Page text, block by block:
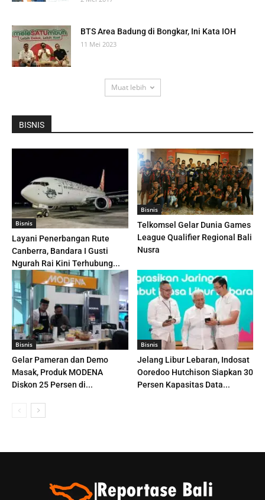
BTS Area Badung di Bongkar, Ini Kata IOH
11 Mei 2023
Muat lebih
BISNIS
Bisnis
Layani Penerbangan Rute
Canberra, Bandara I Gusti
Ngurah Rai Kini Terhubung...
Bisnis
Telkomsel Gelar Dunia Games
League Qualifier Regional Bali
Nusra
Bisnis
Gelar Pameran dan Demo
Masak, Produk MODENA
Diskon 25 Persen di...
Bisnis
Jelang Libur Lebaran, Indosat
Ooredoo Hutchison Siapkan 30
Persen Kapasitas Data...